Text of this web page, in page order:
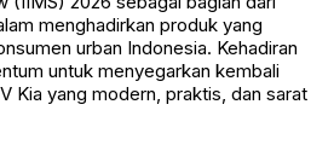
menghadirkan produk yang
urban Indonesia. Kehadiran
untuk menyegarkan kembali
Kia yang modern, praktis, dan sarat